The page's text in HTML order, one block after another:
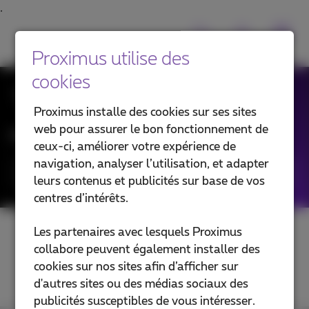
Filtrer les news par :
Catégories
Proximus utilise des
cookies
Proximus installe des cookies sur ses sites
web pour assurer le bon fonctionnement de
ceux-ci, améliorer votre expérience de
navigation, analyser l’utilisation, et adapter
leurs contenus et publicités sur base de vos
centres d’intérêts.
Les partenaires avec lesquels Proximus
collabore peuvent également installer des
cookies sur nos sites afin d’afficher sur
d'autres sites ou des médias sociaux des
publicités susceptibles de vous intéresser.